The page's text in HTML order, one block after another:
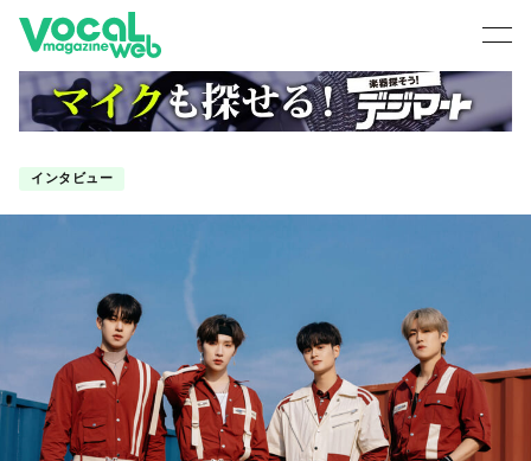
インタビュー